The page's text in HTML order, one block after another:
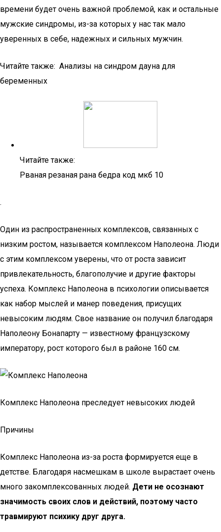
времени будет очень важной проблемой, как и остальные
мужские синдромы, из-за которых у нас так мало
уверенных в себе, надежных и сильных мужчин.
Читайте также: Анализы на синдром дауна для
беременных
Читайте также:
Рваная резаная рана бедра код мкб 10
.
Один из распространенных комплексов, связанных с
низким ростом, называется комплексом Наполеона. Люди
с этим комплексом уверены, что от роста зависит
привлекательность, благополучие и другие факторы
успеха. Комплекс Наполеона в психологии описывается
как набор мыслей и манер поведения, присущих
невысоким людям. Свое название он получил благодаря
Наполеону Бонапарту — известному французскому
императору, рост которого был в районе 160 см.
Комплекс Наполеона преследует невысоких людей
Причины
Комплекс Наполеона из-за роста формируется еще в
детстве. Благодаря насмешкам в школе вырастает очень
много закомплексованных людей. Дети не осознают
значимость своих слов и действий, поэтому часто
травмируют психику друг друга.